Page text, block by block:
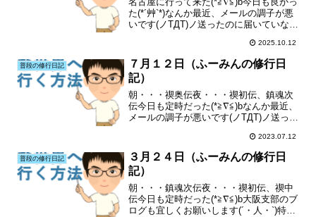
た(*´艸`*)なんか最近、メールの調子が悪
いです(ノTДT)ノ送ったのに届いていなか
阪支部のブログも宜しくお願いします(´・
人・`)特にランキングも(´...
2025.10.12
普段の修行日記
７月１２日（ふーみんの修行日
記）
朝・・・禊奥伝夜・・・禊初伝、鎮魂次
伝今日も定時だった(*≧∇≦)bなんか最近、
メールの調子が悪いです(ノTДT)ノ送った
なかったり(T^T)大阪支部のブログも宜し
くお願いします(´・人・`)特にランキン...
2023.07.12
普段の修行日記
３月２４日（ふーみんの修行日
記）
朝・・・鎮魂次伝夜・・・禊初伝、禊中
伝今日も定時だった(*≧∇≦)b大阪支部のブ
ログも宜しくお願いします(´・人・`)特に